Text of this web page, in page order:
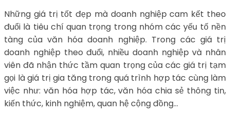
Những giá trị tốt đẹp mà doanh nghiệp cam kết theo
đuổi là tiêu chí quan trọng trong nhóm các yếu tố nền
tàng của văn hóa doanh nghiệp. Trong các giá trị
doanh nghiệp theo đuổi, nhiều doanh nghiệp và nhân
viên đã nhận thức tầm quan trọng của các giá trị tạm
gọi là giá trị gia tăng trong quá trình hợp tác cùng làm
việc như: văn hóa hợp tác, văn hóa chia sẻ thông tin,
kiến thức, kinh nghiệm, quan hệ cộng đồng…